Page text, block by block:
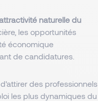
naturelle du
les opportunités
économique
de candidatures.
des professionnels
les plus dynamiques du